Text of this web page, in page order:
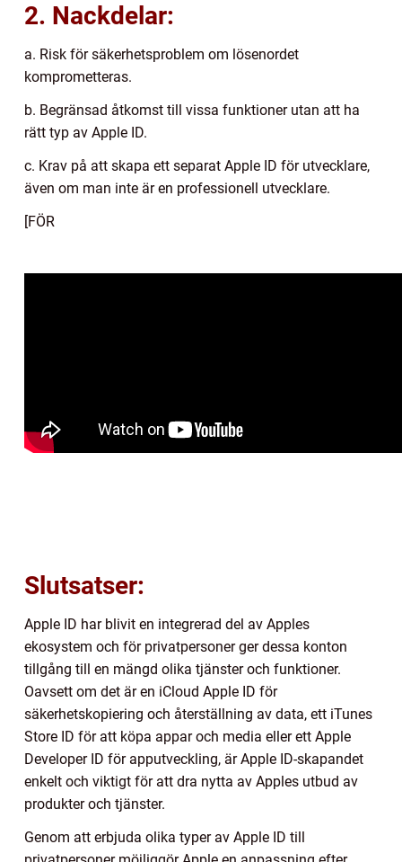
2. Nackdelar:
a. Risk för säkerhetsproblem om lösenordet
komprometteras.
b. Begränsad åtkomst till vissa funktioner utan att ha
rätt typ av Apple ID.
c. Krav på att skapa ett separat Apple ID för utvecklare,
även om man inte är en professionell utvecklare.
[FÖR
Slutsatser:
Apple ID har blivit en integrerad del av Apples
ekosystem och för privatpersoner ger dessa konton
tillgång till en mängd olika tjänster och funktioner.
Oavsett om det är en iCloud Apple ID för
säkerhetskopiering och återställning av data, ett iTunes
Store ID för att köpa appar och media eller ett Apple
Developer ID för apputveckling, är Apple ID-skapandet
enkelt och viktigt för att dra nytta av Apples utbud av
produkter och tjänster.
Genom att erbjuda olika typer av Apple ID till